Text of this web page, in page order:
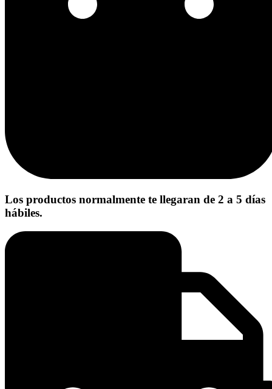
Los productos normalmente te llegaran de 2 a 5 días
hábiles.